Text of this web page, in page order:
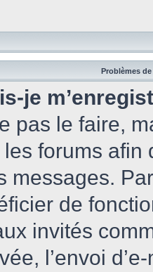
Problèmes
je
pas le faire,
forums afin
messages.
de
invités
l’envoi